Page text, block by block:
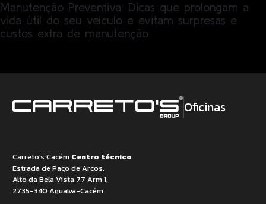
Manutenção Preventiva: Dicas que prolongam a
vida útil do seu veículo e evitam surpresas e
custos extra de manutenção
Oficinas
Carreto’s Cacém Centro técnico
Estrada de Paço de Arcos,
Alto da Bela Vista 77 Arm 1,
2735-340 Agualva-Cacém